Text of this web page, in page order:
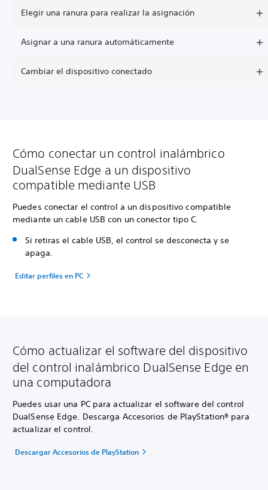
Elegir una ranura para realizar la asignación
Asignar a una ranura automáticamente
Cambiar el dispositivo conectado
Cómo conectar un control inalámbrico
DualSense Edge a un dispositivo
compatible mediante USB
Puedes conectar el control a un dispositivo compatible
mediante un cable USB con un conector tipo C.
Si retiras el cable USB, el control se desconecta y se
apaga.
Editar perfiles en PC
Cómo actualizar el software del dispositivo
del control inalámbrico DualSense Edge en
una computadora
Puedes usar una PC para actualizar el software del control
DualSense Edge. Descarga Accesorios de PlayStation® para
actualizar el control.
Descargar Accesorios de PlayStation